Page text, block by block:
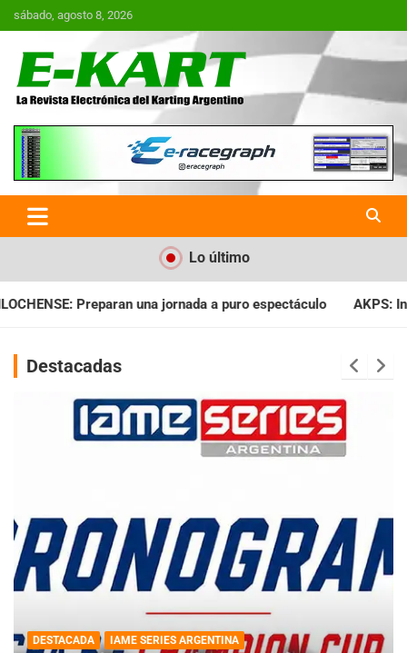
Saltar
al
sábado, agosto 8, 2026
E-Kart.com.ar | La Revista
Electrónica del Karting en
Argentina
Lo último
a puro espectáculo AKPS: Intervino la IGJ y oficializó el
Destacadas
DESTACADA IAME SERIES ARGENTINA